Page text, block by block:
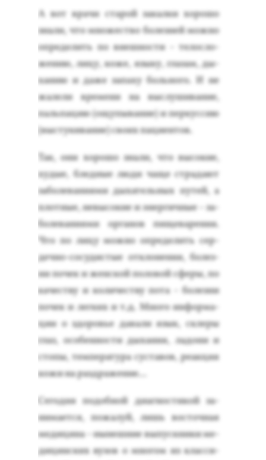
А вот вра­чи ста­рой за­кал­ки хо­рошо
зна­ли, что мно­жес­тво бо­лез­ней мож­но
оп­ре­делить по внеш­ности - те­лос­ло­
жению, ли­цу, ко­же, язы­ку, гла­зам, ды­
ханию и да­же за­паху боль­но­го. И не
жа­лели вре­мени на выс­лу­шива­ние,
паль­па­цию (ощу­пыва­ние) и пер­куссию
(выс­ту­кива­ние) сво­их па­ци­ен­тов.
Так, они хо­рошо зна­ли, что вы­сокие,
ху­дые, блед­ные лю­ди ча­ще стра­да­ют
за­боле­вани­ями ды­хатель­ных пу­тей, а
плот­ные, не­высо­кие и энер­гичные - за­
боле­вани­ями ор­га­нов пи­щева­рения.
Что по ли­цу мож­но оп­ре­делить сер­
дечно-со­судис­тые от­кло­нения, бо­лез­
ни по­чек и жен­ской по­ловой сфе­ры, по
ка­чес­тву и ко­личес­тву по­та - бо­лез­ни
по­чек и лег­ких и т.д. Мно­го ин­форма­
ции о здо­ровье да­вали язык, скле­ры
глаз, осо­бен­ности ды­хания, ла­дони и
сто­пы, тем­пе­рату­ра сус­та­вов, ре­ак­ция
ко­жи на раз­дра­жение...
Се­год­ня по­доб­ной ди­аг­ности­кой за­
нима­ет­ся, по­жалуй, лишь вос­точная
ме­дици­на - ны­неш­ние вы­пус­кни­ки ме­
дицин­ских ву­зов о мно­гом из клас­си­